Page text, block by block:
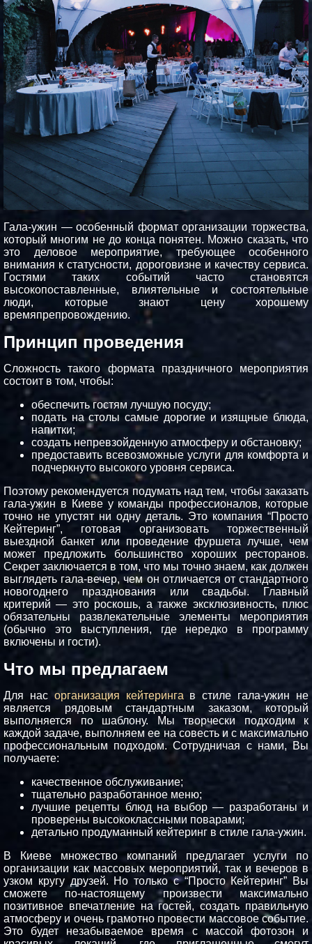
Гала-ужин — особенный формат организации торжества,
который многим не до конца понятен. Можно сказать, что
это деловое мероприятие, требующее особенного
внимания к статусности, дороговизне и качеству сервиса.
Гостями таких событий часто становятся
высокопоставленные, влиятельные и состоятельные
люди, которые знают цену хорошему
времяпрепровождению.
Принцип проведения
Сложность такого формата праздничного мероприятия
состоит в том, чтобы:
обеспечить гостям лучшую посуду;
подать на столы самые дорогие и изящные блюда,
напитки;
создать непревзойденную атмосферу и обстановку;
предоставить всевозможные услуги для комфорта и
подчеркнуто высокого уровня сервиса.
Поэтому рекомендуется подумать над тем, чтобы заказать
гала-ужин в Киеве у команды профессионалов, которые
точно не упустят ни одну деталь. Это компания “Просто
Кейтеринг”, готовая организовать торжественный
выездной банкет или проведение фуршета лучше, чем
может предложить большинство хороших ресторанов.
Секрет заключается в том, что мы точно знаем, как должен
выглядеть гала-вечер, чем он отличается от стандартного
новогоднего празднования или свадьбы. Главный
критерий — это роскошь, а также эксклюзивность, плюс
обязательны развлекательные элементы мероприятия
(обычно это выступления, где нередко в программу
включены и гости).
Что мы предлагаем
Для нас организация кейтеринга в стиле гала-ужин не
является рядовым стандартным заказом, который
выполняется по шаблону. Мы творчески подходим к
каждой задаче, выполняем ее на совесть и с максимально
профессиональным подходом. Сотрудничая с нами, Вы
получаете:
качественное обслуживание;
тщательно разработанное меню;
лучшие рецепты блюд на выбор — разработаны и
проверены высококлассными поварами;
детально продуманный кейтеринг в стиле гала-ужин.
В Киеве множество компаний предлагает услуги по
организации как массовых мероприятий, так и вечеров в
узком кругу друзей. Но только с “Просто Кейтеринг” Вы
сможете по-настоящему произвести максимально
позитивное впечатление на гостей, создать правильную
атмосферу и очень грамотно провести массовое событие.
Это будет незабываемое время с массой фотозон и